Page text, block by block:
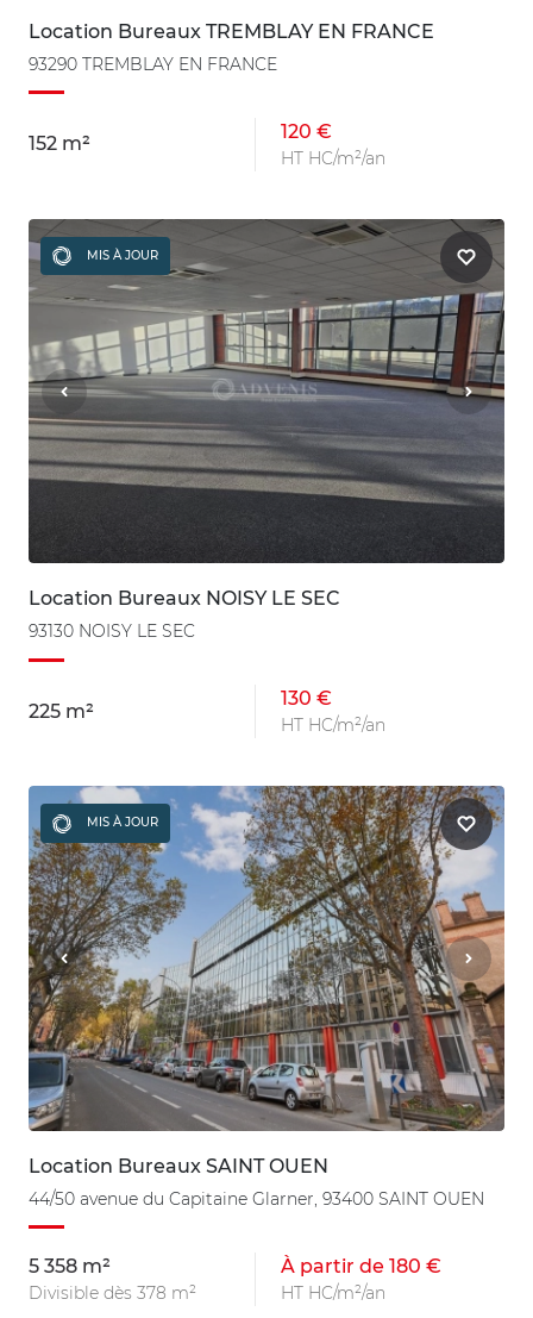
Location Bureaux TREMBLAY EN FRANCE
93290 TREMBLAY EN FRANCE
152 m²
120 €
HT HC/m²/an
MIS À JOUR
Location Bureaux NOISY LE SEC
93130 NOISY LE SEC
225 m²
130 €
HT HC/m²/an
MIS À JOUR
Location Bureaux SAINT OUEN
44/50 avenue du Capitaine Glarner, 93400 SAINT OUEN
5 358 m²
Divisible dès 378 m²
À partir de 180 €
HT HC/m²/an